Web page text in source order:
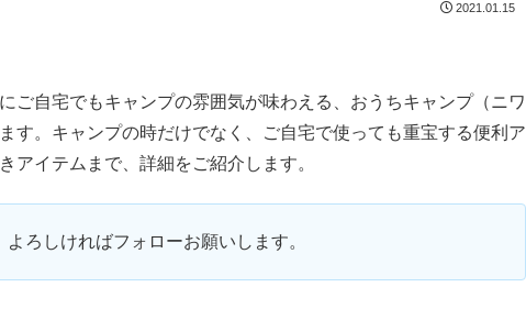
2021.01.15
ご自宅でもキャンプの雰囲気が味わえる、おうちキャンプ（ニワ
す。キャンプの時だけでなく、ご自宅で使っても重宝する便利ア
アイテムまで、詳細をご紹介します。
ろしければフォローお願いします。